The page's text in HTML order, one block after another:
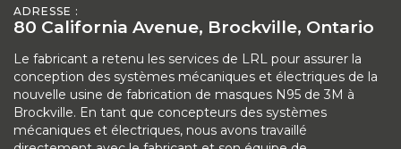
ADRESSE :
80 California Avenue, Brockville, Ontario
Le fabricant a retenu les services de LRL pour assurer la
conception des systèmes mécaniques et électriques de la
nouvelle usine de fabrication de masques N95 de 3M à
Brockville. En tant que concepteurs des systèmes
mécaniques et électriques, nous avons travaillé